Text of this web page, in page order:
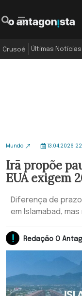
Crusoé Últimas Notícias
Mundo 13.04.2026
Irã propõe
EUA exigem
Diferença de
em Islamabad,
Redação O